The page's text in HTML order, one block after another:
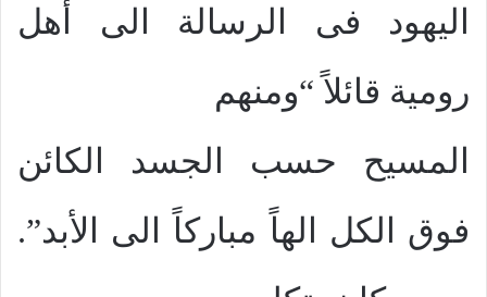
اليهود فى الرسالة الى أهل
رومية قائلاً “ومنهم
المسيح حسب الجسد الكائن
فوق الكل الهاً مباركاً الى الأبد”.